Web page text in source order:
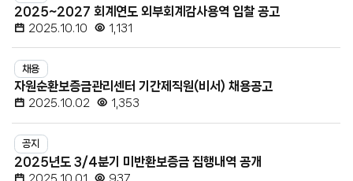
2025~2027 회계연도 외부회계감사용역 입찰 공고
2025.10.10 1,131
채용
자원순환보증금관리센터 기간제직원(비서) 채용공고
2025.10.02 1,353
공지
2025년도 3/4분기 미반환보증금 집행내역 공개
2025.10.01 937